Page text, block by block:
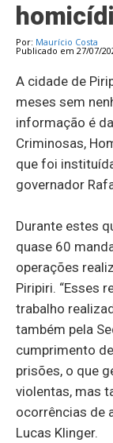
Por: Maurício Costa
Publicado em 27/07/
A cidade de
meses sem
informação é
Criminosas,
que foi
governador
Durante estes
quase 60
operações
Piripiri. “Esses
trabalho
também pela
cumprimento
prisões, o que
violentas, mas
ocorrências de
Lucas Klinger.